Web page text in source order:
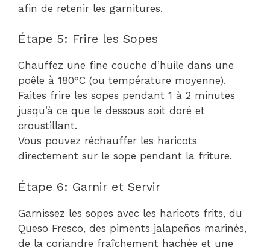
afin de retenir les garnitures.
Étape 5: Frire les Sopes
Chauffez une fine couche d’huile dans une
poêle à 180°C (ou température moyenne).
Faites frire les sopes pendant 1 à 2 minutes
jusqu’à ce que le dessous soit doré et
croustillant.
Vous pouvez réchauffer les haricots
directement sur le sope pendant la friture.
Étape 6: Garnir et Servir
Garnissez les sopes avec les haricots frits, du
Queso Fresco, des piments jalapeños marinés,
de la coriandre fraîchement hachée et une